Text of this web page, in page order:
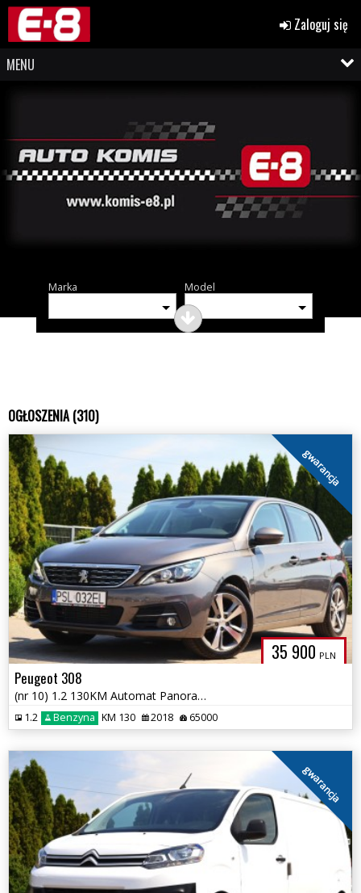
Zaloguj się
MENU
Marka Model
OGŁOSZENIA (310)
35 900 PLN
gwarancja
Peugeot 308
(nr 10) 1.2 130KM Automat Panorama Tempomat Parktronik Klima Gwarancja
1.2 Benzyna KM 130 2018 65000
gwarancja